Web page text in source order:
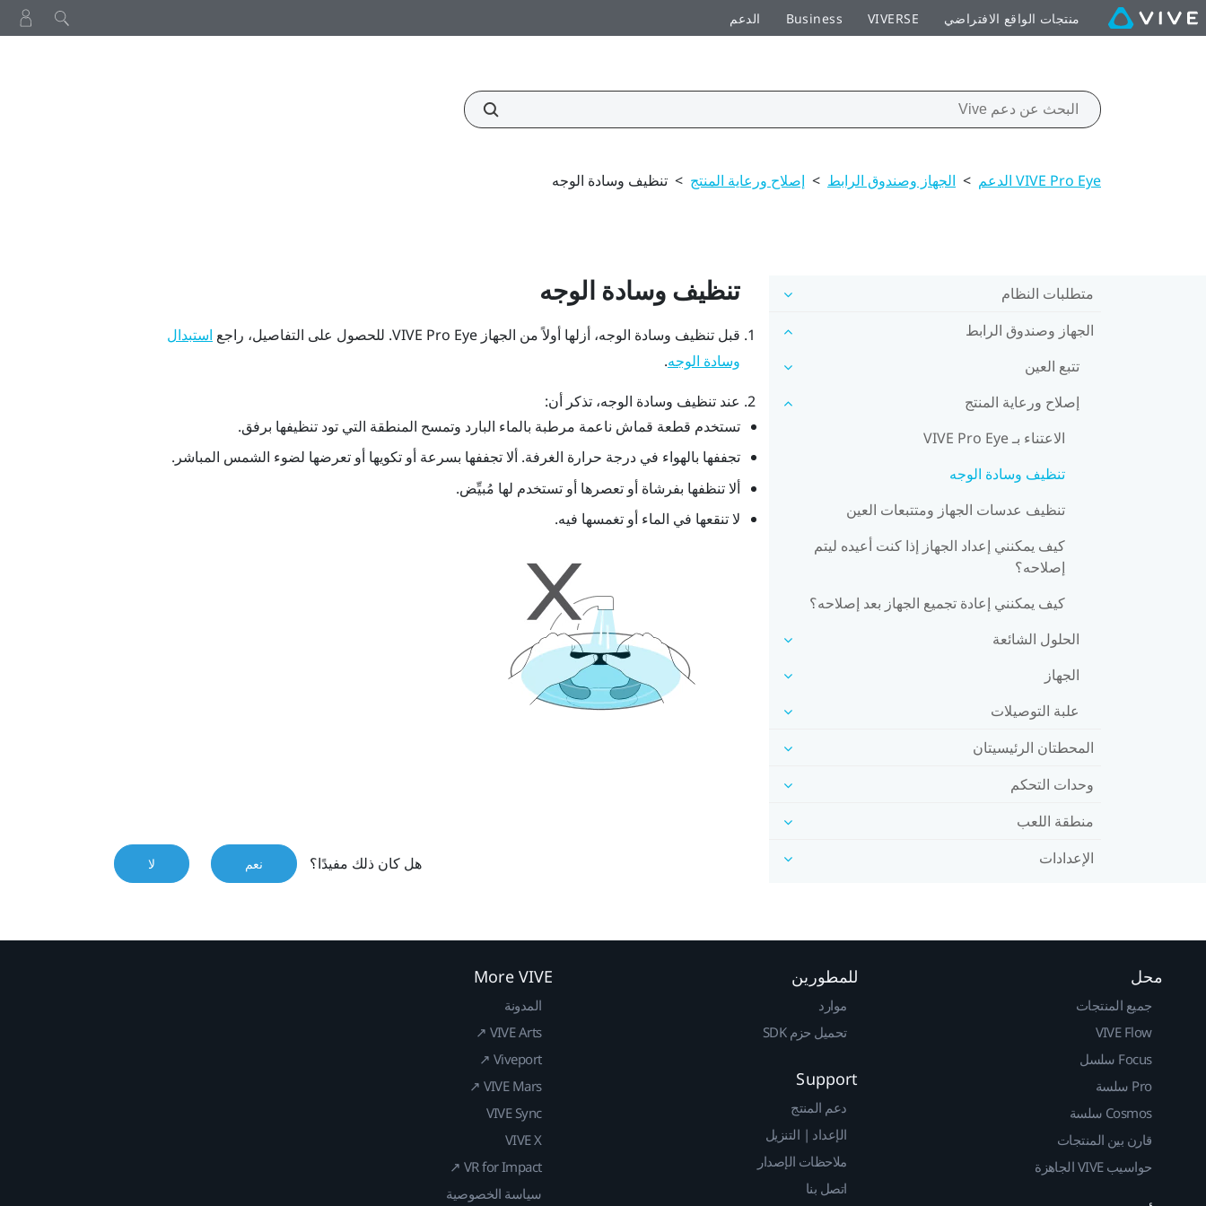
منتجات الواقع الافتراضي VIVERSE
Business الدعم
VIVE Pro Eye الدعم > الجهاز وصندوق الرابط > إصلاح ورعاية المنتج > تنظيف وسادة الوجه
متطلبات النظام
الجهاز وصندوق الرابط
تتبع العين
إصلاح ورعاية المنتج
الاعتناء بـ VIVE Pro Eye
تنظيف وسادة الوجه
تنظيف عدسات الجهاز ومتتبعات العين
كيف يمكنني إعداد الجهاز إذا كنت أعيده ليتم
إصلاحه؟
كيف يمكنني إعادة تجميع الجهاز بعد إصلاحه؟
الحلول الشائعة
الجهاز
علبة التوصيلات
المحطتان الرئيسيتان
وحدات التحكم
منطقة اللعب
الإعدادات
تنظيف وسادة الوجه
قبل تنظيف وسادة الوجه، أزلها أولاً من الجهاز VIVE Pro Eye. للحصول على التفاصيل، راجع استبدال
وسادة الوجه.
عند تنظيف وسادة الوجه، تذكر أن:
تستخدم قطعة قماش ناعمة مرطبة بالماء البارد وتمسح المنطقة التي تود تنظيفها برفق.
تجففها بالهواء في درجة حرارة الغرفة. ألا تجففها بسرعة أو تكويها أو تعرضها لضوء الشمس المباشر.
ألا تنظفها بفرشاة أو تعصرها أو تستخدم لها مُبيِّض.
لا تنقعها في الماء أو تغمسها فيه.
هل كان ذلك مفيدًا؟ نعم لا
محل
جميع المنتجات
VIVE Flow
Focus سلسل
Pro سلسة
Cosmos سلسة
قارن بين المنتجات
حواسيب VIVE الجاهزة
للمطورين
موارد
تحميل حزم SDK
Support
دعم المنتج
الإعداد | التنزيل
ملاحظات الإصدار
اتصل بنا
More VIVE
المدونة
VIVE Arts ↗
Viveport ↗
VIVE Mars ↗
VIVE Sync
VIVE X
VR for Impact ↗
سياسة الخصوصية